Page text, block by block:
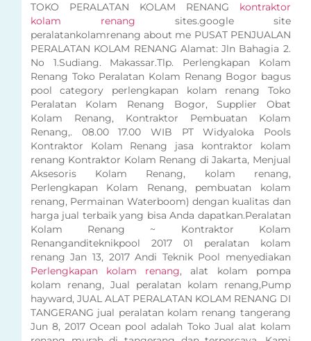
TOKO PERALATAN KOLAM RENANG kontraktor
kolam renang sites.google site
peralatankolamrenang about me PUSAT PENJUALAN
PERALATAN KOLAM RENANG Alamat: Jln Bahagia 2.
No 1.Sudiang. Makassar.Tlp. Perlengkapan Kolam
Renang Toko Peralatan Kolam Renang Bogor bagus
pool category perlengkapan kolam renang Toko
Peralatan Kolam Renang Bogor, Supplier Obat
Kolam Renang, Kontraktor Pembuatan Kolam
Renang,. 08.00 17.00 WIB PT Widyaloka Pools
Kontraktor Kolam Renang jasa kontraktor kolam
renang Kontraktor Kolam Renang di Jakarta, Menjual
Aksesoris Kolam Renang, kolam renang,
Perlengkapan Kolam Renang, pembuatan kolam
renang, Permainan Waterboom) dengan kualitas dan
harga jual terbaik yang bisa Anda dapatkan.Peralatan
Kolam Renang ~ Kontraktor Kolam
Renanganditeknikpool 2017 01 peralatan kolam
renang Jan 13, 2017 Andi Teknik Pool menyediakan
Perlengkapan kolam renang, alat kolam pompa
kolam renang, Jual peralatan kolam renang,Pump
hayward, JUAL ALAT PERALATAN KOLAM RENANG DI
TANGERANG jual peralatan kolam renang tangerang
Jun 8, 2017 Ocean pool adalah Toko Jual alat kolam